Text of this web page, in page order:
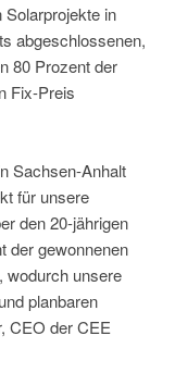
Solarprojekte in
abgeschlossenen,
80 Prozent der
Fix-Preis
Sachsen-Anhalt
für unsere
den 20-jährigen
der gewonnenen
wodurch unsere
planbaren
CEO der CEE